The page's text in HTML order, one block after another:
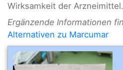
Wirksamkeit der Arzneimittel.
Ergänzende Informationen
Alternativen zu Marcumar